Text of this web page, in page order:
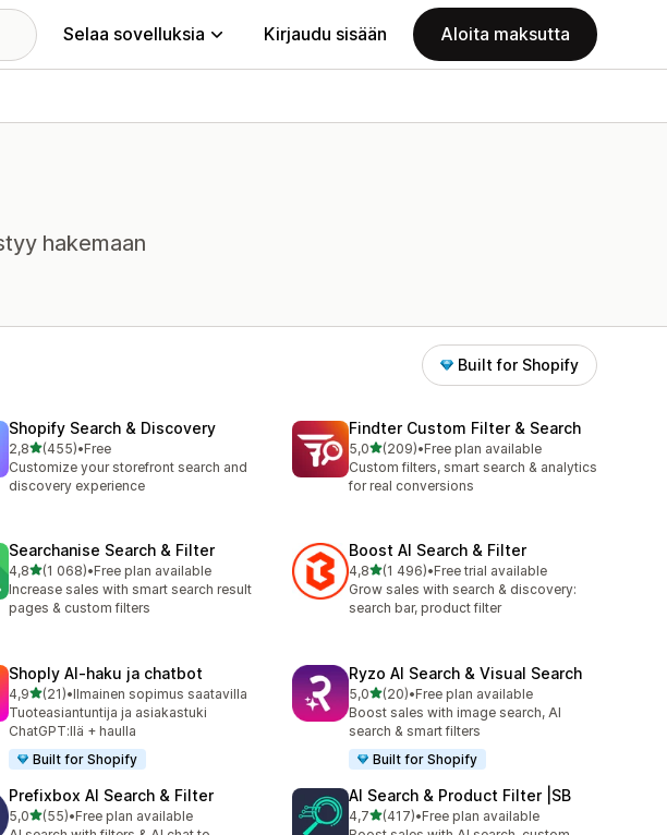
Selaa sovelluksia Kirjaudu sisään Aloita maksutta
hakemaan
Built for Shopify
Shopify Search & Discovery
2,8/ 5 tähteä
(455)
455 arvostelua yhteensä
•Free
Customize your storefront search and
discovery experience
Findter Custom Filter & Search
5,0/ 5 tähteä
(209)
209 arvostelua yhteensä
•Free plan available
Custom filters, smart search & analytics
for real conversions
Searchanise Search & Filter
4,8/ 5 tähteä
(1 068)
1068 arvostelua yhteensä
•Free plan available
Increase sales with smart search result
pages & custom filters
Boost AI Search & Filter
4,8/ 5 tähteä
(1 496)
1496 arvostelua yhteensä
•Free trial available
Grow sales with search & discovery:
search bar, product filter
Shoply AI‑haku ja chatbot
4,9/ 5 tähteä
(21)
21 arvostelua yhteensä
•Ilmainen sopimus saatavilla
Tuoteasiantuntija ja asiakastuki
ChatGPT:llä + haulla
Built for Shopify
Ryzo AI Search & Visual Search
5,0/ 5 tähteä
(20)
20 arvostelua yhteensä
•Free plan available
Boost sales with image search, AI
search & smart filters
Built for Shopify
Prefixbox AI Search & Filter
5,0/ 5 tähteä
(55)
55 arvostelua yhteensä
•Free plan available
AI Search & Product Filter |SB
4,7/ 5 tähteä
(417)
417 arvostelua yhteensä
•Free plan available